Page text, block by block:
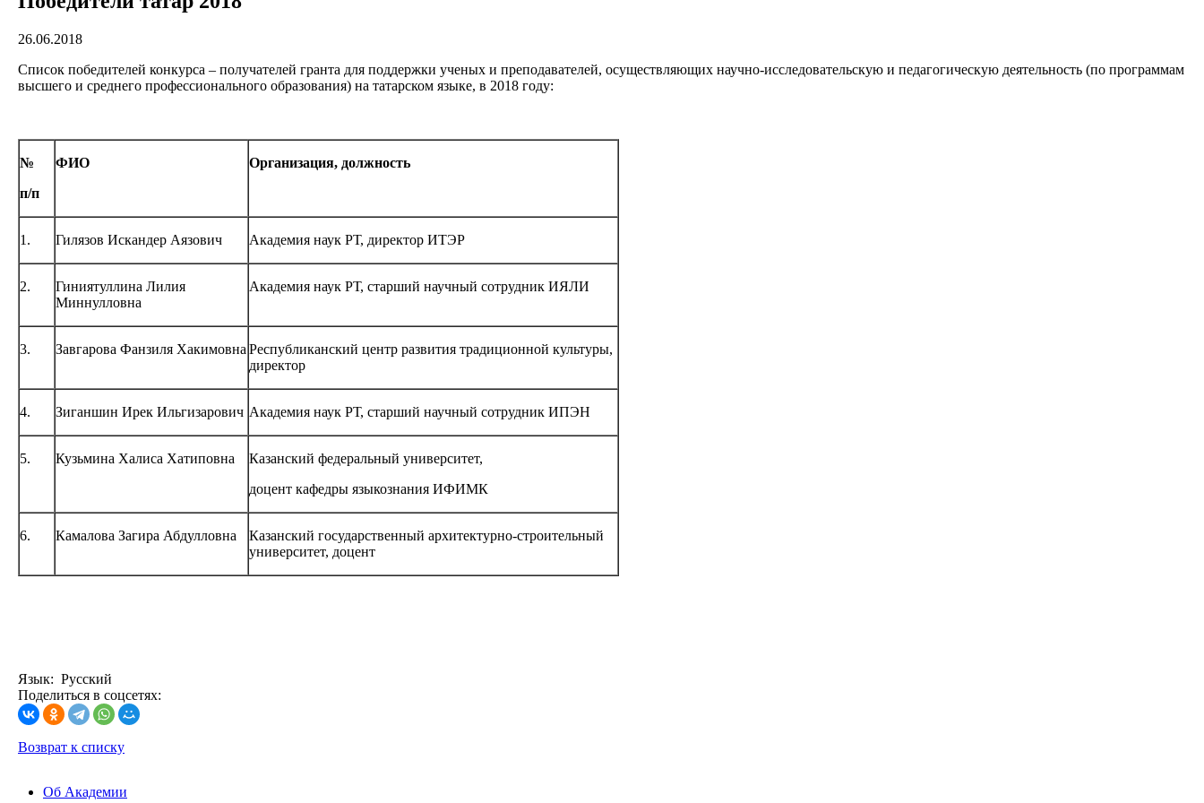
26.06.2018
Список победителей конкурса – получателей гранта для поддержки ученых и преподавателей, осуществляющих научно-исследовательскую и педагогическую деятельность (по программам
высшего и среднего профессионального образования) на татарском языке, в 2018 году:
№
п/п
ФИО Организация, должность
1. Гилязов Искандер Аязович Академия наук РТ, директор ИТЭР
2.
Гиниятуллина Лилия
Миннулловна
Академия наук РТ, старший научный сотрудник ИЯЛИ
3. Завгарова Фанзиля Хакимовна Республиканский центр развития традиционной культуры,
директор
4. Зиганшин Ирек Ильгизарович Академия наук РТ, старший научный сотрудник ИПЭН
5. Кузьмина Халиса Хатиповна
Казанский федеральный университет,
доцент кафедры языкознания ИФИМК
6. Камалова Загира Абдулловна
Казанский государственный архитектурно-строительный
университет, доцент
Язык: Русский
Поделиться в соцсетях:
Возврат к списку
Об Академии